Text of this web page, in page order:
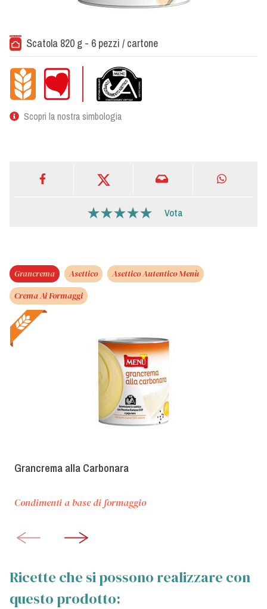
Scatola 820 g - 6 pezzi / cartone
Scopri la nostra simbologia
Vota
Grancrema Asettico
Asettico Autentico Menù
Crema Ai Formaggi
Grancrema alla Carbonara
Condimenti a base di formaggio
Ricette che si possono realizzare con
questo prodotto: